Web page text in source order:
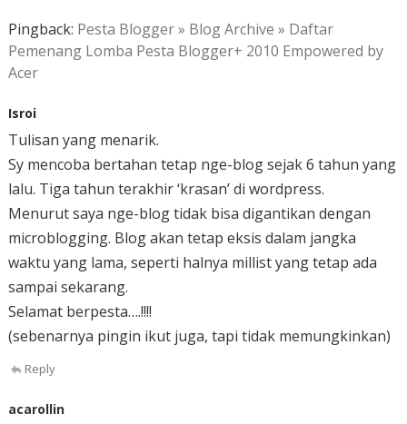
Pingback: Pesta Blogger » Blog Archive » Daftar
Pemenang Lomba Pesta Blogger+ 2010 Empowered by
Acer
Isroi
Tulisan yang menarik.
Sy mencoba bertahan tetap nge-blog sejak 6 tahun yang
lalu. Tiga tahun terakhir ‘krasan’ di wordpress.
Menurut saya nge-blog tidak bisa digantikan dengan
microblogging. Blog akan tetap eksis dalam jangka
waktu yang lama, seperti halnya millist yang tetap ada
sampai sekarang.
Selamat berpesta….!!!!
(sebenarnya pingin ikut juga, tapi tidak memungkinkan)
Reply
acarollin